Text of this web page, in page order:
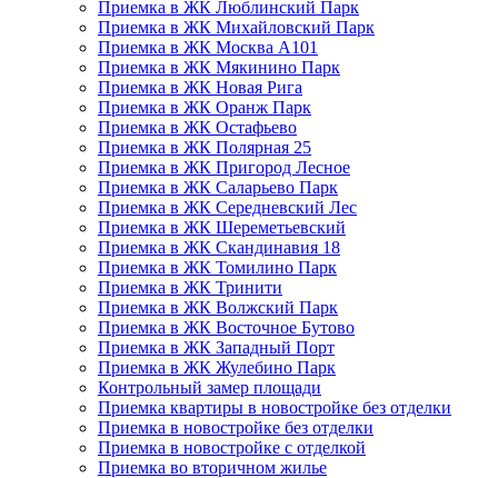
Приемка в ЖК Люблинский Парк
Приемка в ЖК Михайловский Парк
Приемка в ЖК Москва А101
Приемка в ЖК Мякинино Парк
Приемка в ЖК Новая Рига
Приемка в ЖК Оранж Парк
Приемка в ЖК Остафьево
Приемка в ЖК Полярная 25
Приемка в ЖК Пригород Лесное
Приемка в ЖК Саларьево Парк
Приемка в ЖК Середневский Лес
Приемка в ЖК Шереметьевский
Приемка в ЖК Скандинавия 18
Приемка в ЖК Томилино Парк
Приемка в ЖК Тринити
Приемка в ЖК Волжский Парк
Приемка в ЖК Восточное Бутово
Приемка в ЖК Западный Порт
Приемка в ЖК Жулебино Парк
Контрольный замер площади
Приемка квартиры в новостройке без отделки
Приемка в новостройке без отделки
Приемка в новостройке с отделкой
Приемка во вторичном жилье